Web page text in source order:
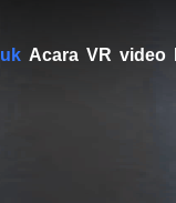
Acara VR video